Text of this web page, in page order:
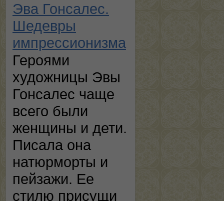
Эва Гонсалес.
Шедевры
импрессионизма
Героями
художницы Эвы
Гонсалес чаще
всего были
женщины и дети.
Писала она
натюрморты и
пейзажи. Ее
стилю присущи